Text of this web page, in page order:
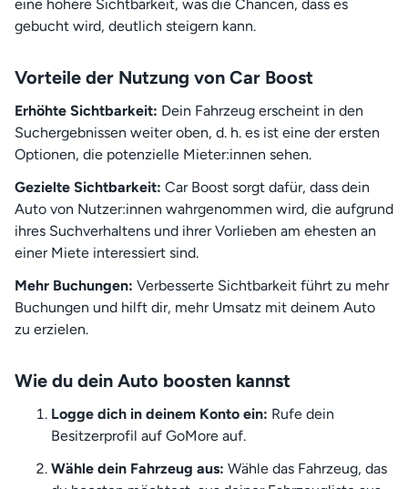
eine höhere Sichtbarkeit, was die Chancen, dass es
gebucht wird, deutlich steigern kann.
Vorteile der Nutzung von Car Boost
Erhöhte Sichtbarkeit: Dein Fahrzeug erscheint in den
Suchergebnissen weiter oben, d. h. es ist eine der ersten
Optionen, die potenzielle Mieter:innen sehen.
Gezielte Sichtbarkeit: Car Boost sorgt dafür, dass dein
Auto von Nutzer:innen wahrgenommen wird, die aufgrund
ihres Suchverhaltens und ihrer Vorlieben am ehesten an
einer Miete interessiert sind.
Mehr Buchungen: Verbesserte Sichtbarkeit führt zu mehr
Buchungen und hilft dir, mehr Umsatz mit deinem Auto
zu erzielen.
Wie du dein Auto boosten kannst
Logge dich in deinem Konto ein: Rufe dein
Besitzerprofil auf GoMore auf.
Wähle dein Fahrzeug aus: Wähle das Fahrzeug, das